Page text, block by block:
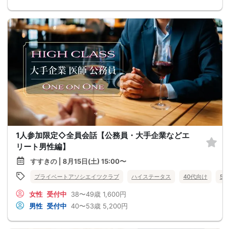
1人参加限定◇全員会話【公務員・大手企業などエ
リート男性編】
すすきの | 8月15日(土) 15:00〜
プライベートアソシエイツクラブ ハイステータス 40代向け 50
女性 受付中 38〜49歳 1,600円
男性 受付中 40〜53歳 5,200円